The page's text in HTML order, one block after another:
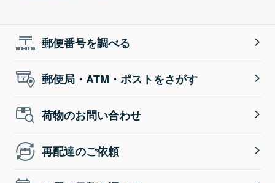
郵便番号を調べる
郵便局・ATM・ポストをさがす
荷物のお問い合わせ
再配達のご依頼